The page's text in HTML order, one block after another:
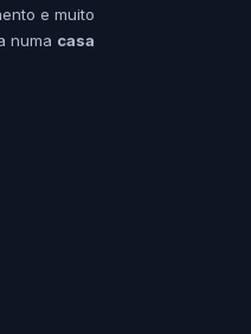
e muito
numa casa